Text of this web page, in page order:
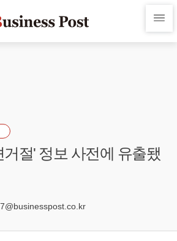
절' 정보 사전에 유출됐